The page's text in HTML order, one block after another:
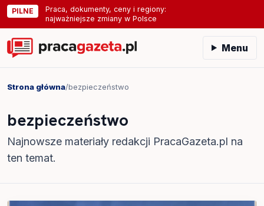
PILNE
Praca, dokumenty, ceny i regiony:
najważniejsze zmiany w Polsce
Menu
Strona główna/bezpieczeństwo
bezpieczeństwo
Najnowsze materiały redakcji PracaGazeta.pl na
ten temat.